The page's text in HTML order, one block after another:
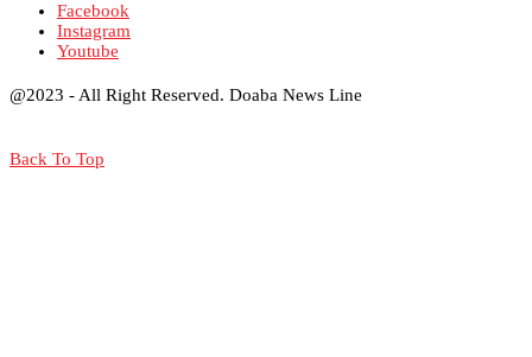
Facebook
Instagram
Youtube
@2023 - All Right Reserved. Doaba News Line
Back To Top